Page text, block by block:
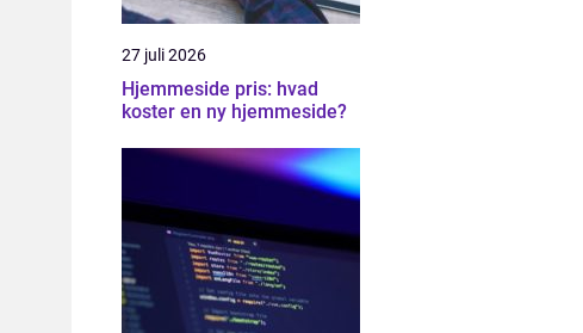
27 juli 2026
Hjemmeside pris: hvad
koster en ny hjemmeside?